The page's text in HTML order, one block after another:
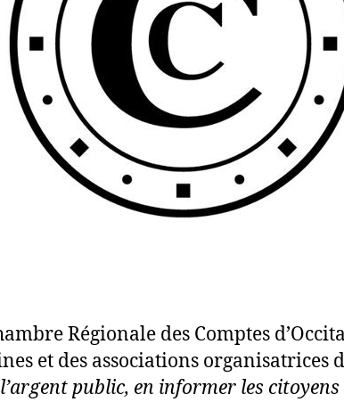
Régionale des Comptes
et des associations organisatrices
public, en informer les citoyens